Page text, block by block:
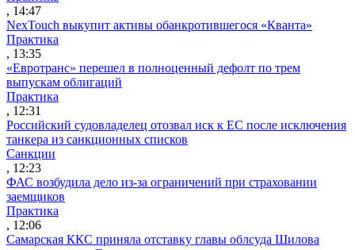
, 14:47
NexTouch выкупит активы обанкротившегося «Кванта»
Практика
, 13:35
«Евротранс» перешел в полноценный дефолт по трем
выпускам облигаций
Практика
, 12:31
Российский судовладелец отозвал иск к ЕС после исключения
танкера из санкционных списков
Санкции
, 12:23
ФАС возбудила дело из-за ограничений при страховании
заемщиков
Практика
, 12:06
Самарская ККС приняла отставку главы облсуда Шилова